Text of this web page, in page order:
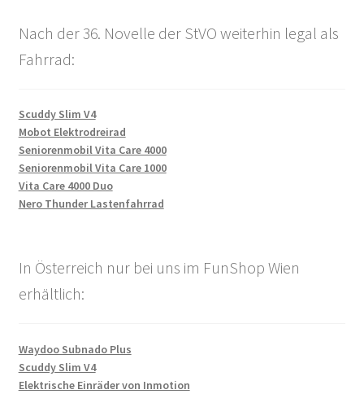
Nach der 36. Novelle der StVO weiterhin legal als
Fahrrad:
Scuddy Slim V4
Mobot Elektrodreirad
Seniorenmobil Vita Care 4000
Seniorenmobil Vita Care 1000
Vita Care 4000 Duo
Nero Thunder Lastenfahrrad
In Österreich nur bei uns im FunShop Wien
erhältlich:
Waydoo Subnado Plus
Scuddy Slim V4
Elektrische Einräder von Inmotion